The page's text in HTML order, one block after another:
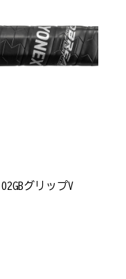
グリップV